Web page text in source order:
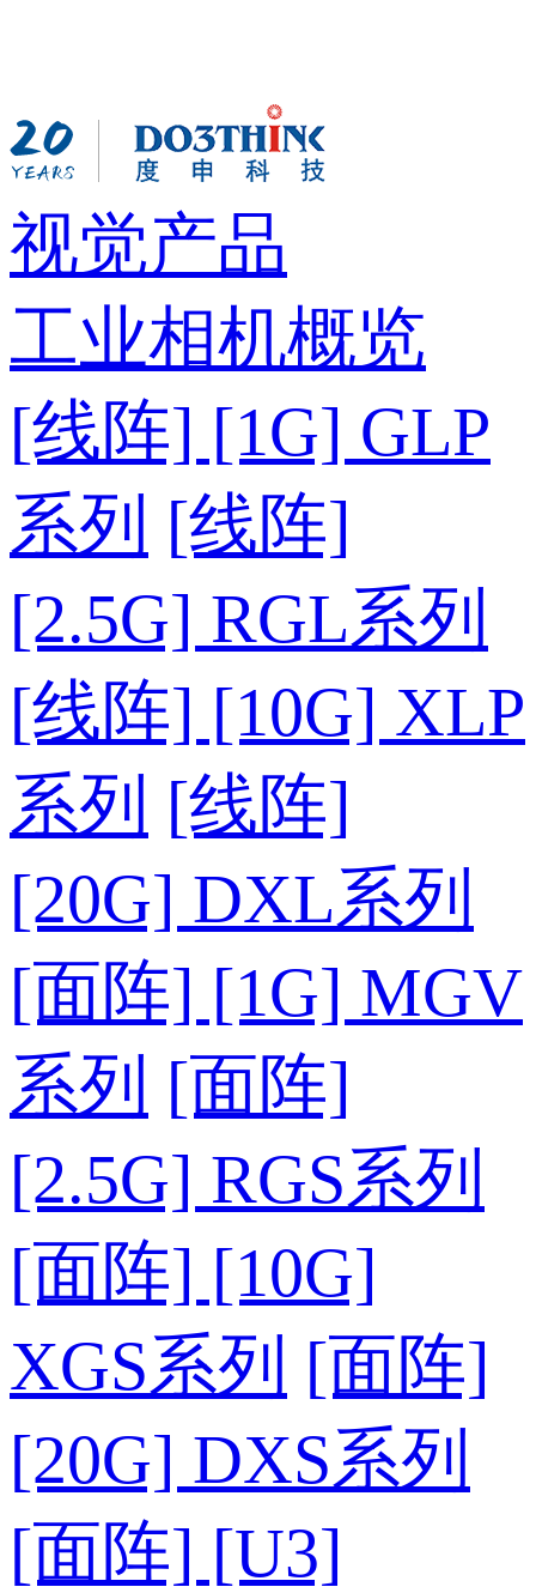
视觉产品
工业相机概览
[线阵] [1G] GLP
系列 [线阵]
[2.5G] RGL系列
[线阵] [10G] XLP
系列 [线阵]
[20G] DXL系列
[面阵] [1G] MGV
系列 [面阵]
[2.5G] RGS系列
[面阵] [10G]
XGS系列 [面阵]
[20G] DXS系列
[面阵] [U3]